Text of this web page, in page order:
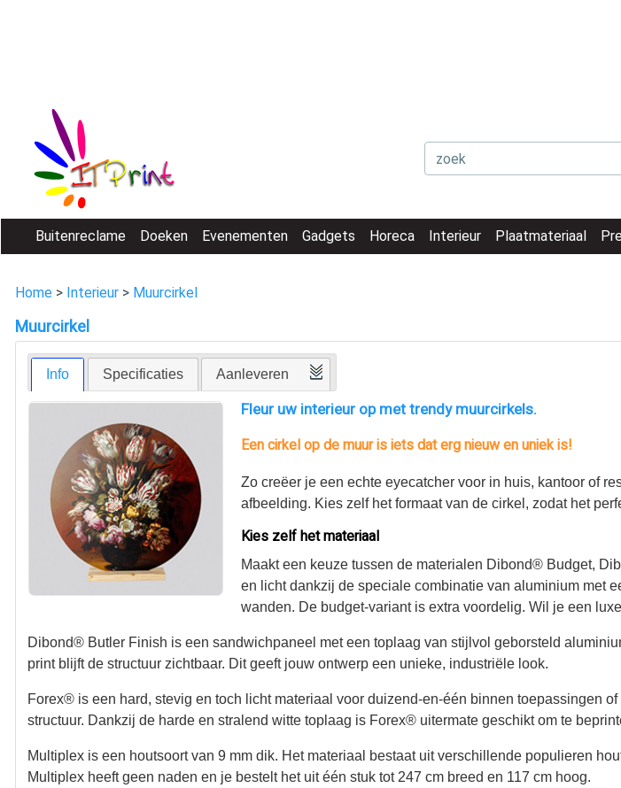
Buitenreclame Doeken Evenementen Gadgets Horeca Interieur Plaatmateriaal
Home > Interieur > Muurcirkel
Muurcirkel
Info Specificaties Aanleveren
Fleur uw interieur op met trendy muurcirkels.
Een cirkel op de muur is iets dat erg nieuw en uniek is!
Zo creëer je een echte eyecatcher voor in huis, kantoor of
afbeelding. Kies zelf het formaat van de cirkel, zodat het
Kies zelf het materiaal
Maakt een keuze tussen de materialen Dibond® Budget,
en licht dankzij de speciale combinatie van aluminium met
wanden. De budget-variant is extra voordelig. Wil je een
Dibond® Butler Finish is een sandwichpaneel met een toplaag van stijlvol geborsteld
print blijft de structuur zichtbaar. Dit geeft jouw ontwerp een unieke, industriële look.
Forex® is een hard, stevig en toch licht materiaal voor duizend-en-één binnen toepassingen
structuur. Dankzij de harde en stralend witte toplaag is Forex® uitermate geschikt om te
Multiplex is een houtsoort van 9 mm dik. Het materiaal bestaat uit verschillende populieren
Multiplex heeft geen naden en je bestelt het uit één stuk tot 247 cm breed en 117 cm hoog.